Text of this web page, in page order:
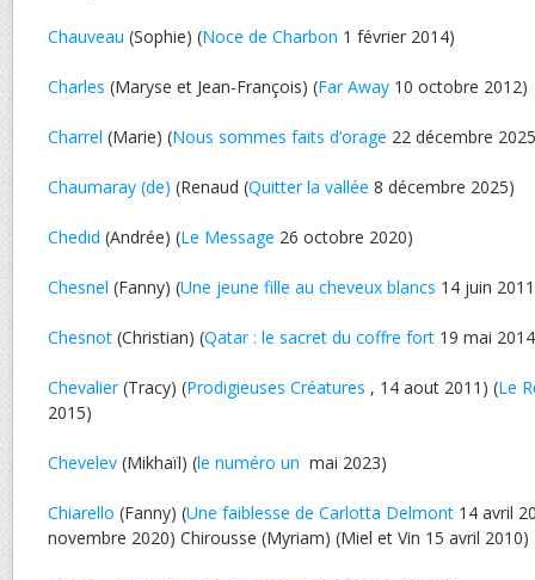
Chauveau (Sophie) (Noce de Charbon 1 février 2014)
Charles (Maryse et Jean-François) (Far Away 10 octobre 2012)
Charrel (Marie) (Nous sommes faits d’orage 22 décembre
Chaumaray (de) (Renaud (Quitter la vallée 8 décembre 2025)
Chedid (Andrée) (Le Message 26 octobre 2020)
Chesnel (Fanny) (Une jeune fille au cheveux blancs 14 juin
Chesnot (Christian) (Qatar : le sacret du coffre fort 19 mai
Chevalier(Tracy) (Prodigieuses Créatures , 14 aout 2011) (Le
2015)
Chevelev (Mikhaïl) (le numéro un mai 2023)
Chiarello (Fanny) (Une faiblesse de Carlotta Delmont 14 avril
novembre 2020) Chirousse (Myriam) (Miel et Vin 15 avril 2010)